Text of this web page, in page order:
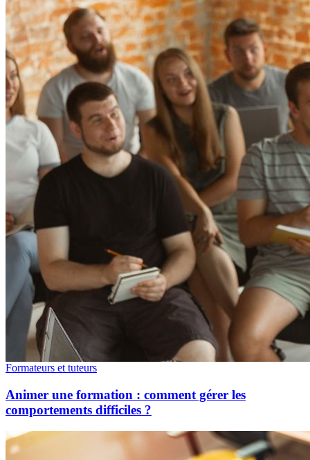
Formateurs et tuteurs
Animer une formation : comment gérer les
comportements difficiles ?